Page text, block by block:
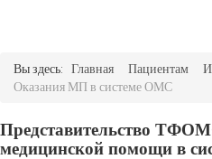
Вы здесь: Главная Пациентам
Оказания МП в системе ОМС
Представительство
медицинской помощи в